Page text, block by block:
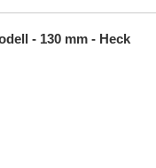
- 130 mm - Heck